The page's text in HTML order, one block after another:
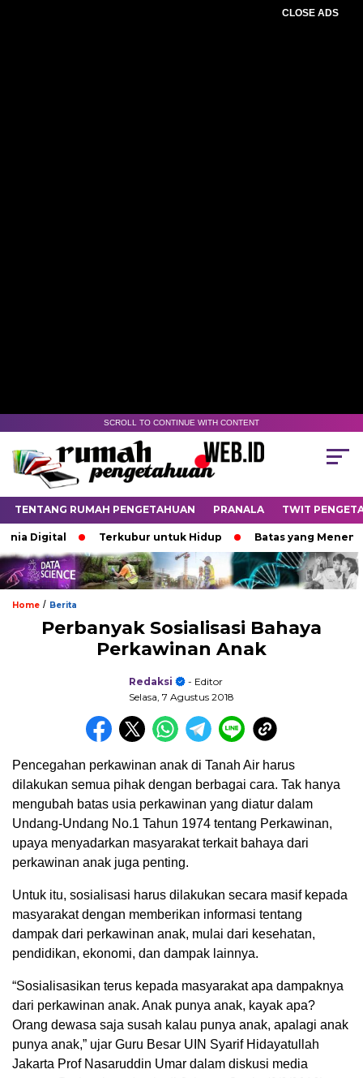
CLOSE ADS
SCROLL TO CONTINUE WITH CONTENT
TENTANG RUMAH PENGETAHUAN PRANALA TWIT
Digital Terkubur untuk Hidup Batas yang
Home / Berita
Perbanyak Sosialisasi Bahaya
Perkawinan Anak
Redaksi
- Editor
Selasa, 7 Agustus 2018
Pencegahan perkawinan anak di Tanah Air harus
dilakukan semua pihak dengan berbagai cara. Tak hanya
mengubah batas usia perkawinan yang diatur dalam
Undang-Undang No.1 Tahun 1974 tentang Perkawinan,
upaya menyadarkan masyarakat terkait bahaya dari
perkawinan anak juga penting.
Untuk itu, sosialisasi harus dilakukan secara masif kepada
masyarakat dengan memberikan informasi tentang
dampak dari perkawinan anak, mulai dari kesehatan,
pendidikan, ekonomi, dan dampak lainnya.
“Sosialisasikan terus kepada masyarakat apa dampaknya
dari perkawinan anak. Anak punya anak, kayak apa?
Orang dewasa saja susah kalau punya anak, apalagi anak
punya anak,” ujar Guru Besar UIN Syarif Hidayatullah
Jakarta Prof Nasaruddin Umar dalam diskusi media